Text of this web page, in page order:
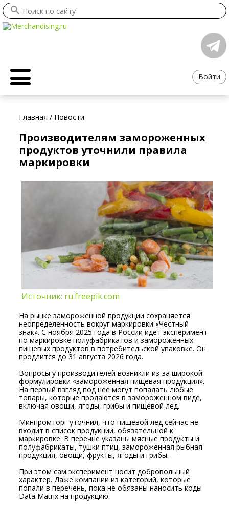
Войти
Главная / Новости
Производителям замороженных
продуктов уточнили правила
маркировки
Источник: ru.freepik.com
На рынке замороженной продукции сохраняется
неопределенность вокруг маркировки «Честный
знак». С ноября 2025 года в России идет эксперимент
по маркировке полуфабрикатов и замороженных
пищевых продуктов в потребительской упаковке. Он
продлится до 31 августа 2026 года.
Вопросы у производителей возникли из-за широкой
формулировки «замороженная пищевая продукция».
На первый взгляд под нее могут попадать любые
товары, которые продаются в замороженном виде,
включая овощи, ягоды, грибы и пищевой лед.
Минпромторг уточнил, что пищевой лед сейчас не
входит в список продукции, обязательной к
маркировке. В перечне указаны мясные продукты и
полуфабрикаты, тушки птиц, замороженная рыбная
продукция, овощи, фрукты, ягоды и грибы.
При этом сам эксперимент носит добровольный
характер. Даже компании из категорий, которые
попали в перечень, пока не обязаны наносить коды
Data Matrix на продукцию.